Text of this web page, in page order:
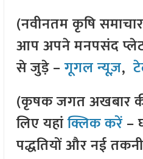
(नवीनतम कृषि
आप अपने मनपसंद
से जुड़े –गूगल न्यूज़,
(कृषक जगत अखबार
लिए यहांक्लिक करें–
पद्धतियों और नई